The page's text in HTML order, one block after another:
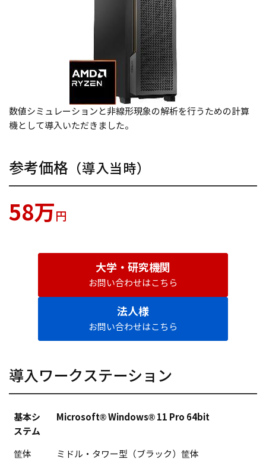
数値シミュレーションと非線形現象の解析を行うための計算
機として導入いただきました。
参考価格 （導入当時）
58万円
大学・研究機関
お問い合わせはこちら
法人様
お問い合わせはこちら
導入ワークステーション
基本シ
ステム
Microsoft® Windows® 11 Pro 64bit
筐体 ミドル・タワー型（ブラック）筐体